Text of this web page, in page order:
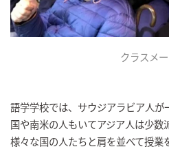
クラスメ
語学学校では、サウジアラビア人
国や南米の人もいてアジア人は少数
様々な国の人たちと肩を並べて授業